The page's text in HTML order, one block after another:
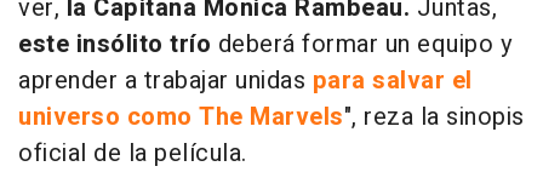
ver, la Capitana Monica Rambeau. Juntas,
este insólito trío deberá formar un equipo y
aprender a trabajar unidas para salvar el
universo como The Marvels", reza la sinopis
oficial de la película.